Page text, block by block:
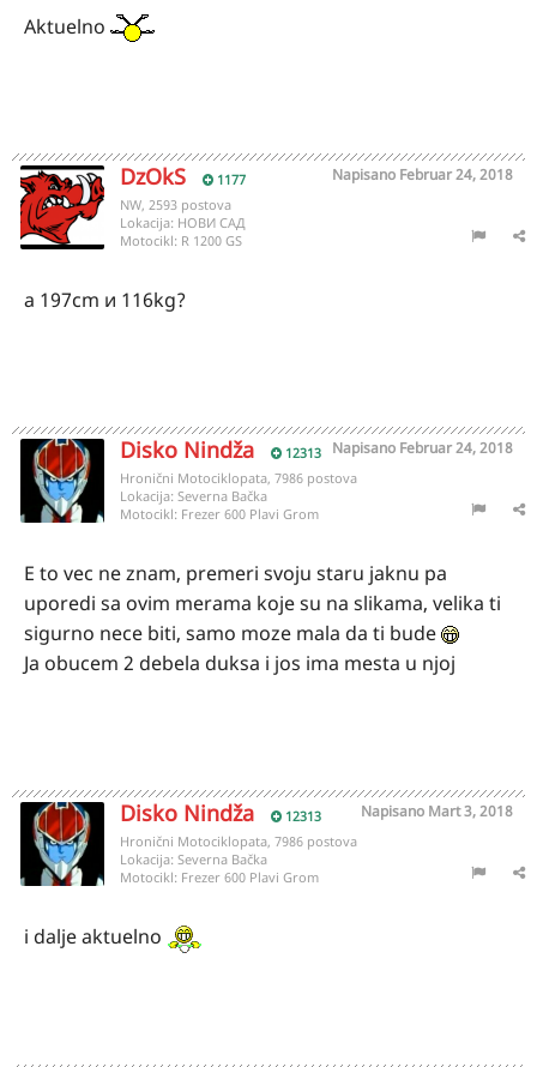
Aktuelno
DzOkS 1177 Napisano Februar 24, 2018
NW, 2593 postova
Lokacija: НОВИ САД
Motocikl: R 1200 GS
а 197cm и 116kg?
Disko Nindža 12313 Napisano Februar 24, 2018
Hronični Motociklopata, 7986 postova
Lokacija: Severna Bačka
Motocikl: Frezer 600 Plavi Grom
E to vec ne znam, premeri svoju staru jaknu pa
uporedi sa ovim merama koje su na slikama, velika ti
sigurno nece biti, samo moze mala da ti bude
Ja obucem 2 debela duksa i jos ima mesta u njoj
Disko Nindža 12313 Napisano Mart 3, 2018
Hronični Motociklopata, 7986 postova
Lokacija: Severna Bačka
Motocikl: Frezer 600 Plavi Grom
i dalje aktuelno